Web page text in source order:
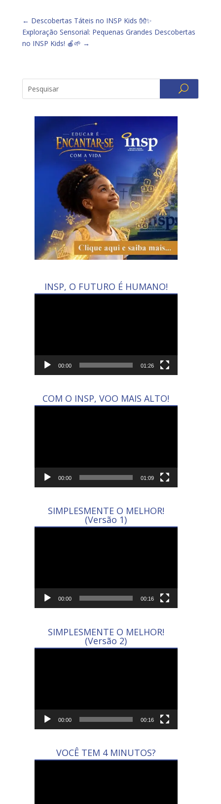
← Descobertas Táteis no INSP Kids 👐✨
Exploração Sensorial: Pequenas Grandes Descobertas
no INSP Kids! 🍎🌱 →
INSP, O FUTURO É HUMANO!
00:00 01:26
COM O INSP, VOO MAIS ALTO!
00:00 01:09
SIMPLESMENTE O MELHOR!
(Versão 1)
00:00 00:16
SIMPLESMENTE O MELHOR!
(Versão 2)
00:00 00:16
VOCÊ TEM 4 MINUTOS?